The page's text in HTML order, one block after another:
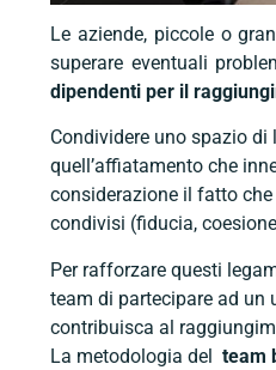
Le aziende, piccole o
superare eventuali
dipendenti per il
Condividere uno spazio
quell’affiatamento che
considerazione il fatto
condivisi (fiducia,
Per rafforzare questi
team di partecipare ad un
contribuisca al
La metodologia del team